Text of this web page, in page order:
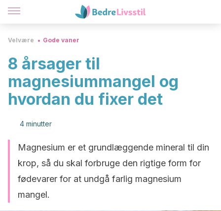
Velvære Gode vaner
8 årsager til
magnesiummangel og
hvordan du fixer det
4 minutter
Magnesium er et grundlæggende mineral til din
krop, så du skal forbruge den rigtige form for
fødevarer for at undgå farlig magnesium
mangel.